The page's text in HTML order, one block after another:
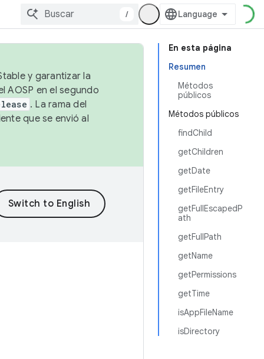
/
En esta página
Resumen
Métodos
públicos
Métodos públicos
findChild
getChildren
getDate
getFileEntry
getFullEscapedP
ath
getFullPath
getName
getPermissions
getTime
isAppFileName
isDirectory
y garantizar la
AOSP en el segundo
. La rama del
que se envió al